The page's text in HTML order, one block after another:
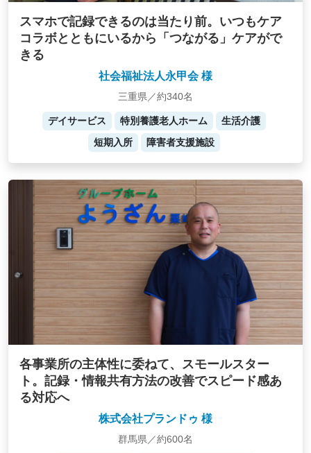
スマホで記録できるのは当たり前。いつもケア
コラボとともにいるから「つながる」ケアがで
きる
社会福祉法人永甲会 様
三重県／約340名
デイサービス 特別養護老人ホーム
生活介護
短期入所
障害者支援施設
各事業所の主体性に委ねて、スモールスター
ト。記録・情報共有方法の改善でスピード感あ
る対応へ
株式会社プランドゥ 様
群馬県／約600名